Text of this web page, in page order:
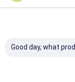
Good day, what